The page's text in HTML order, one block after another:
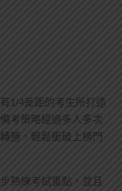
1/4差距的考生所打造
考策略經過多人多次
勝，輕鬆衝破上榜門
熟練考試重點，並且